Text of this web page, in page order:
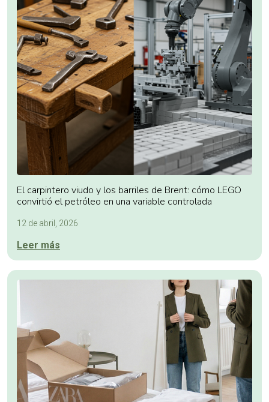
El carpintero viudo y los barriles de Brent: cómo LEGO
convirtió el petróleo en una variable controlada
12 de abril, 2026
Leer más